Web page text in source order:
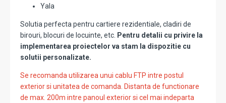
Yala
Solutia perfecta pentru cartiere rezidentiale, cladiri de
birouri, blocuri de locuinte, etc. Pentru detalii cu privire la
implementarea proiectelor va stam la dispozitie cu
solutii personalizate.
Se recomanda utilizarea unui cablu FTP intre postul
exterior si unitatea de comanda. Distanta de functionare
de max. 200m intre panoul exterior si cel mai indeparta